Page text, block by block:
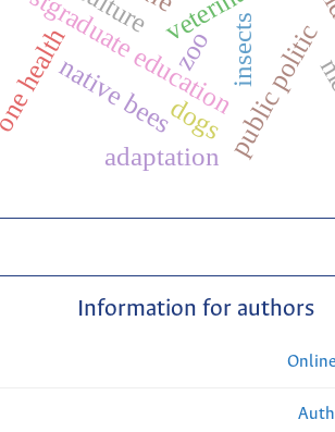
postgraduate education
one healthnative bees public politic
zoo insects
adaptation
dogs
Information for authors